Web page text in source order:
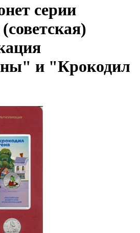
серии
и "Крокодил